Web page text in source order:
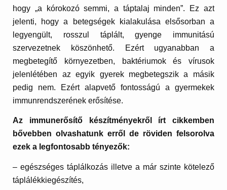
hogy „a kórokozó semmi, a táptalaj minden”. Ez azt
jelenti, hogy a betegségek kialakulása elsősorban a
legyengült, rosszul táplált, gyenge immunitású
szervezetnek köszönhető. Ezért ugyanabban a
megbetegítő környezetben, baktériumok és vírusok
jelenlétében az egyik gyerek megbetegszik a másik
pedig nem. Ezért alapvető fontosságú a gyermekek
immunrendszerének erősítése.
Az immunerősítő készítményekről írt cikkemben
bővebben olvashatunk erről de röviden felsorolva
ezek a legfontosabb tényezők:
– egészséges táplálkozás illetve a már szinte kötelező
táplálékkiegészítés,